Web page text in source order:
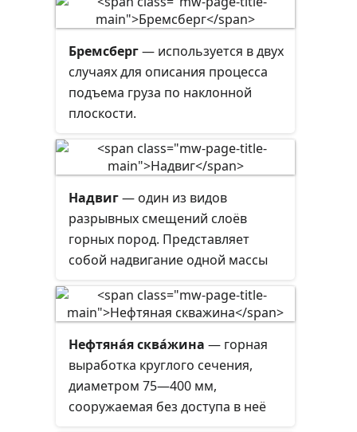
Бремсберг— используется в двух
случаях для описания процесса
подъема груза по наклонной
плоскости.
Надвиг— один из видов
разрывных смещений слоёв
горных пород. Представляет
собой надвигание одной массы
наклонённому разлому. Таким
образом, пласты, лежащие с
верхней стороны разлома,
сдвинуты вверх, а с нижней —
вниз. Первый блок называется
висячим, второй —лежачим . При
Нефтяна́я сква́жина — горная
выработка круглого сечения,
диаметром 75—400 мм,
сооружаемая без доступа в неё